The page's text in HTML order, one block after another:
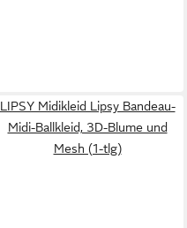
LIPSY Midikleid Lipsy Bandeau-
Midi-Ballkleid, 3D-Blume und
Mesh (1-tlg)